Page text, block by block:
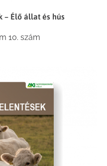
– Élő állat és hús
10. szám